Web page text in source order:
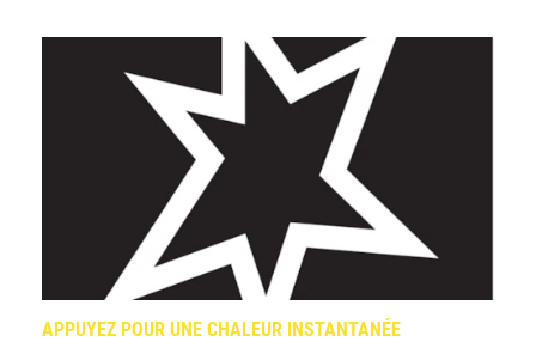
APPUYEZ POUR UNE CHALEUR INSTANTANÉE